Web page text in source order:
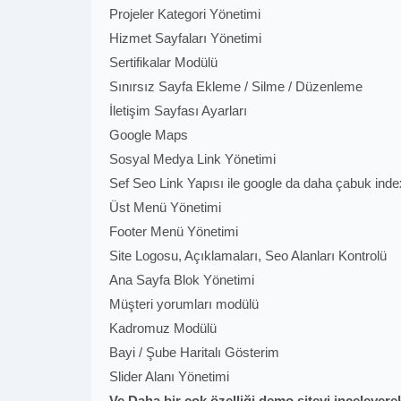
Projeler Kategori Yönetimi
Hizmet Sayfaları Yönetimi
Sertifikalar Modülü
Sınırsız Sayfa Ekleme / Silme / Düzenleme
İletişim Sayfası Ayarları
Google Maps
Sosyal Medya Link Yönetimi
Sef Seo Link Yapısı ile google da daha çabuk
Üst Menü Yönetimi
Footer Menü Yönetimi
Site Logosu, Açıklamaları, Seo Alanları Kontrolü
Ana Sayfa Blok Yönetimi
Müşteri yorumları modülü
Kadromuz Modülü
Bayi / Şube Haritalı Gösterim
Slider Alanı Yönetimi